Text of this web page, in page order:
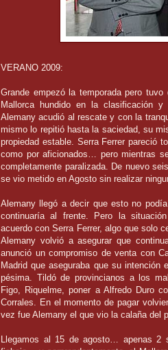
VERANO 2009:
Grande empezó la temporada pero
Mallorca hundido en la clasificación
Alemany acudió al rescate y con la
mismo lo repitió hasta la saciedad, su
propiedad estable. Serra Ferrer pareció
como por aficionados… pero mientras
completamente paralizada. De nuevo
se vio metido en Agosto sin realizar
Alemany llegó a decir que esto no
continuaría al frente. Pero la
acuerdo con Serra Ferrer, algo que solo
Alemany volvió a asegurar que
anunció un compromiso de venta con
Madrid que aseguraba que su intención
pésima. Tildó de provincianos a los
Figo, Riquelme, poner a Alfredo Duro
Corrales. En el momento de pagar
vez fue Alemany el que vio la calaña del
Llegamos al 15 de agosto… apenas 2